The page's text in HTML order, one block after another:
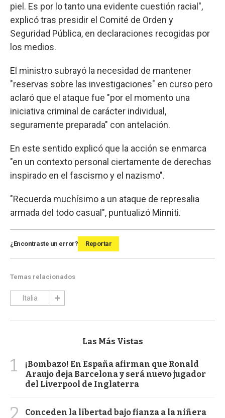
piel. Es por lo tanto una evidente cuestión racial",
explicó tras presidir el Comité de Orden y
Seguridad Pública, en declaraciones recogidas por
los medios.
El ministro subrayó la necesidad de mantener
"reservas sobre las investigaciones" en curso pero
aclaró que el ataque fue "por el momento una
iniciativa criminal de carácter individual,
seguramente preparada" con antelación.
En este sentido explicó que la acción se enmarca
"en un contexto personal ciertamente de derechas
inspirado en el fascismo y el nazismo".
"Recuerda muchísimo a un ataque de represalia
armada del todo casual", puntualizó Minniti.
¿Encontraste un error? Reportar
Temas relacionados
Italia
Las Más Vistas
1
¡Bombazo! En España afirman que Ronald
Araujo deja Barcelona y será nuevo jugador
del Liverpool de Inglaterra
2
Conceden la libertad bajo fianza a la niñera